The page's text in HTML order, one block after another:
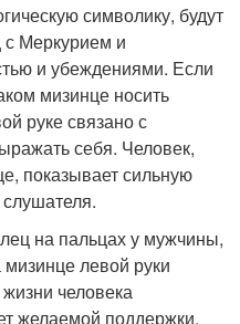
символику, будут
с Меркурием и
и убеждениями. Если
мизинце носить
руке связано с
себя. Человек,
показывает сильную
на пальцах у мужчины,
левой руки
человека
желаемой поддержки.